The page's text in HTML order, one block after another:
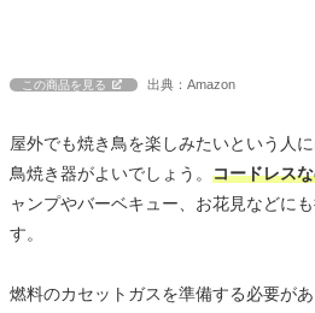
この商品を見る 出典：Amazon
屋外でも焼き鳥を楽しみたいという人
鳥焼き器がよいでしょう。 コードレス
ャンプやバーベキュー、お花見などに
す。
燃料のカセットガスを準備する必要が